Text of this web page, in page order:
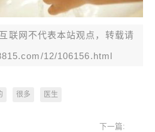
联网不代表本站观点，转载请
12/106156.html
很多 医生
下一篇: